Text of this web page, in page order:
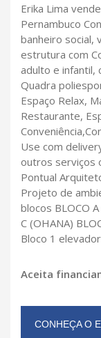
Erika Lima
Pernambuco
banheiro social,
estrutura com
adulto e infantil,
Quadra
Espaço Relax,
Restaurante,
Use com
outros serviços
Pontual
Projeto de
blocos BLOCO
C (OHANA)
Bloco 1
Aceita
CONHEÇA O